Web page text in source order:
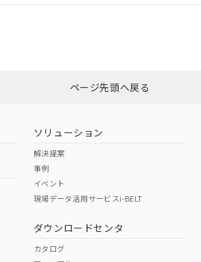
ロードはこちらページ先頭へ戻る
ソリューション
解決提案
事例
イベント
現場データ活用サービスi-BELT
ダウンロードセンタ
カタログ